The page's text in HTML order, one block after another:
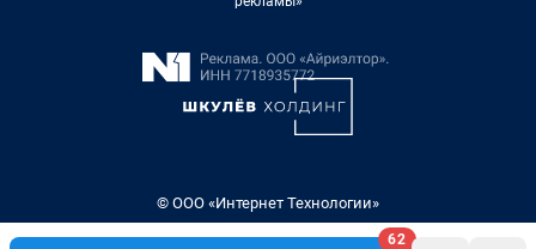
62
© ООО «Интернет Технологии»